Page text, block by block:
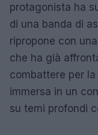
protagonista ha
di una banda di
ripropone con
che ha già
combattere per
immersa in un
su temi profondi